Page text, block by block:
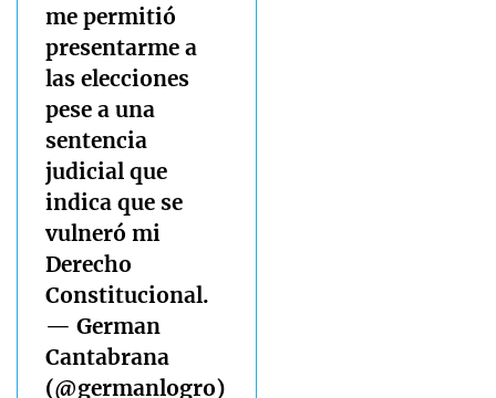
me permitió
presentarme a
las elecciones
pese a una
sentencia
judicial que
indica que se
vulneró mi
Derecho
Constitucional.
— German
Cantabrana
(@germanlogro)